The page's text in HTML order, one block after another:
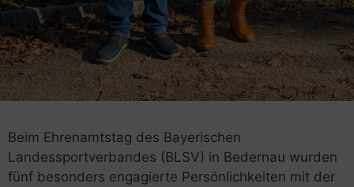
Beim Ehrenamtstag des Bayerischen
Landessportverbandes (BLSV) in Bedernau wurden
fünf besonders engagierte Persönlichkeiten mit der